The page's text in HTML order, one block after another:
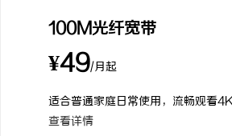
100M光纤宽带
¥49/月起
适合普通家庭日常使用，流畅观看
查看详情